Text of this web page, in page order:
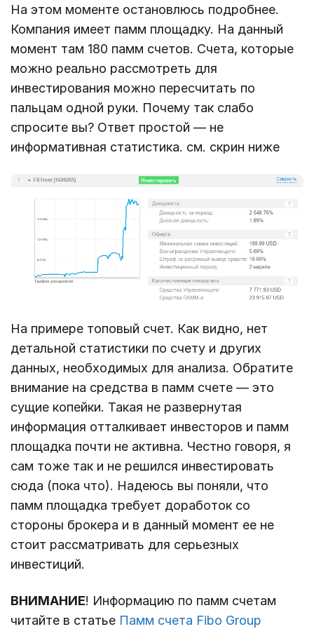
На этом моменте остановлюсь подробнее.
Компания имеет памм площадку. На данный
момент там 180 памм счетов. Счета, которые
можно реально рассмотреть для
инвестирования можно пересчитать по
пальцам одной руки. Почему так слабо
спросите вы? Ответ простой — не
информативная статистика. см. скрин ниже
На примере топовый счет. Как видно, нет
детальной статистики по счету и других
данных, необходимых для анализа. Обратите
внимание на средства в памм счете — это
сущие копейки. Такая не развернутая
информация отталкивает инвесторов и памм
площадка почти не активна. Честно говоря, я
сам тоже так и не решился инвестировать
сюда (пока что). Надеюсь вы поняли, что
памм площадка требует доработок со
стороны брокера и в данный момент ее не
стоит рассматривать для серьезных
инвестиций.
ВНИМАНИЕ! Информацию по памм счетам
читайте в статье Памм счета Fibo Group